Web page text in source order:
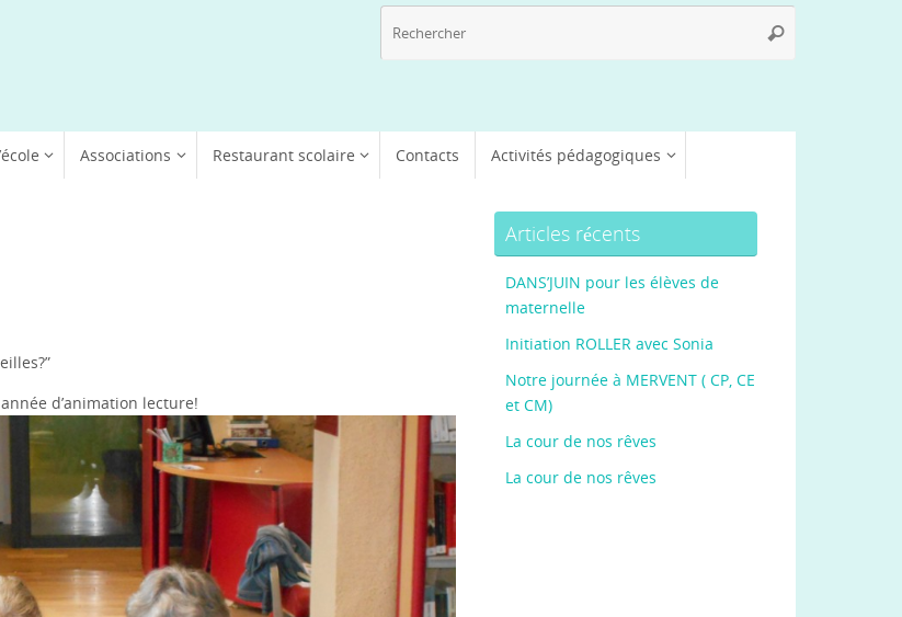
Rechercher
Associations Restaurant scolaire Contacts Activités pédagogiques
d’animation lecture!
Articles récents
DANS’JUIN pour les élèves de
maternelle
Initiation ROLLER avec Sonia
Notre journée à MERVENT ( CP, CE
et CM)
La cour de nos rêves
La cour de nos rêves